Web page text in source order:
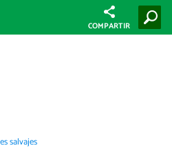
COMPARTIR
salvajes